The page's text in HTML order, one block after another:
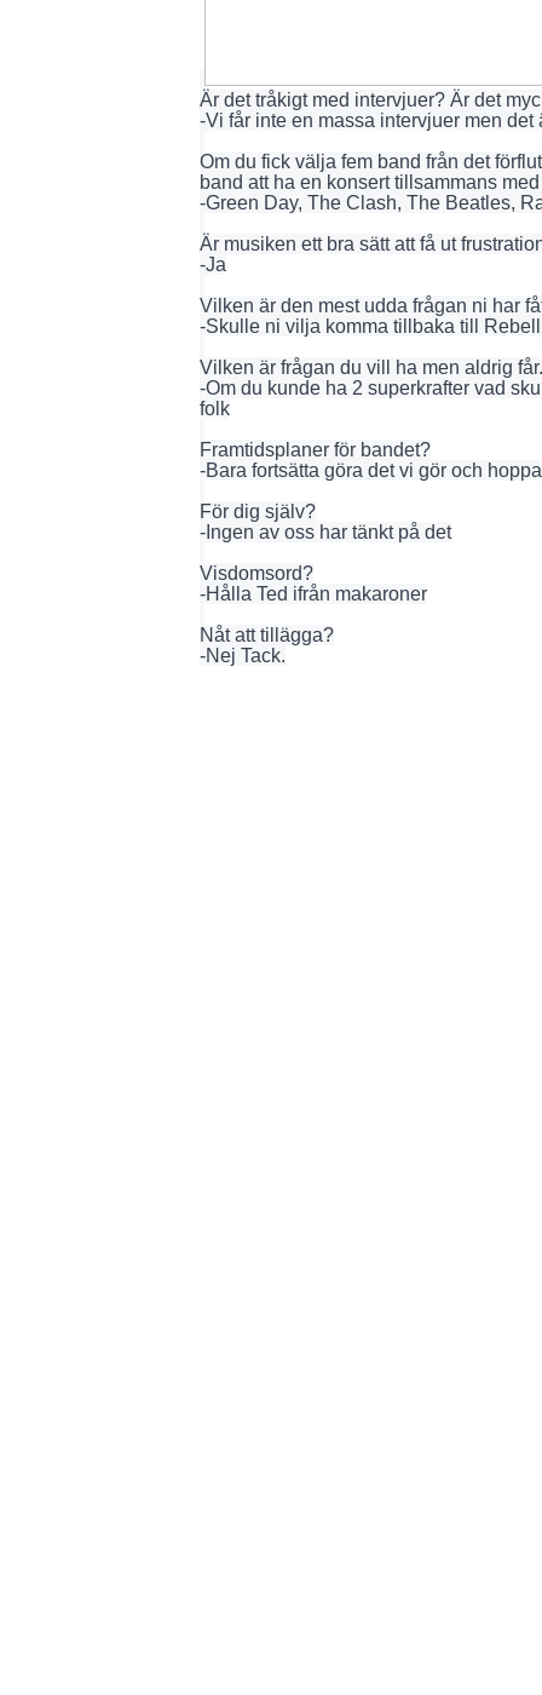
Är det tråkigt med intervjuer? Är det
-Vi får inte en massa intervjuer men det
Om du fick välja fem band från det
band att ha en konsert tillsammans
-Green Day, The Clash, The Beatles,
Är musiken ett bra sätt att få ut
-Ja
Vilken är den mest udda frågan ni har
-Skulle ni vilja komma tillbaka till
Vilken är frågan du vill ha men aldrig
-Om du kunde ha 2 superkrafter vad
folk
Framtidsplaner för bandet?
-Bara fortsätta göra det vi gör och
För dig själv?
-Ingen av oss har tänkt på det
Visdomsord?
-Hålla Ted ifrån makaroner
Nåt att tillägga?
-Nej Tack.